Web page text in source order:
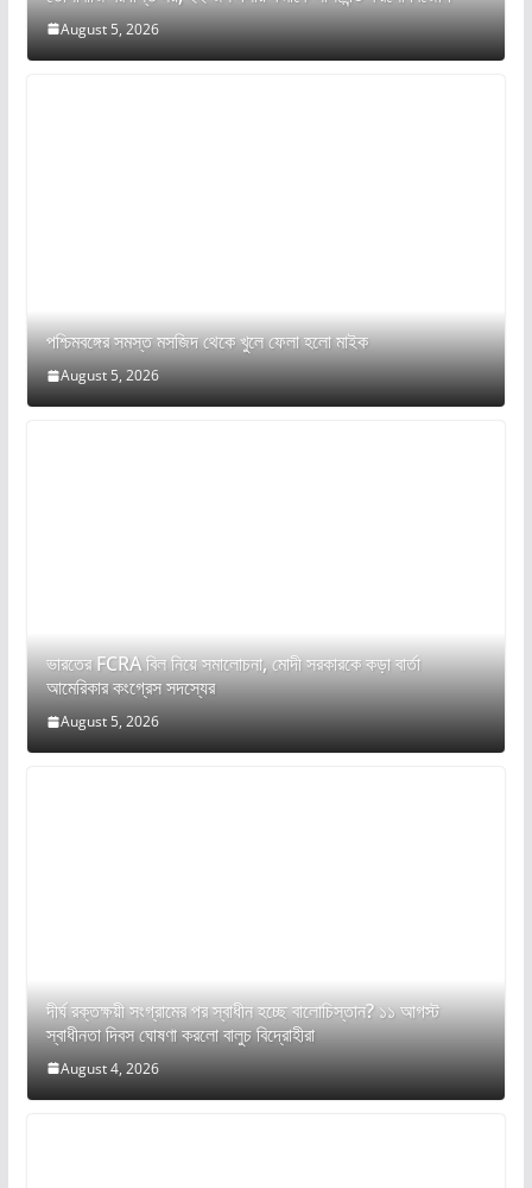
August 5, 2026
পশ্চিমবঙ্গের সমস্ত মসজিদ থেকে খুলে ফেলা হলো মাইক
August 5, 2026
ভারতের FCRA বিল নিয়ে সমালোচনা, মোদী সরকারকে কড়া বার্তা
আমেরিকার কংগ্রেস সদস্যের
August 5, 2026
দীর্ঘ রক্তক্ষয়ী সংগ্রামের পর স্বাধীন হচ্ছে বালোচিস্তান? ১১ আগস্ট
স্বাধীনতা দিবস ঘোষণা করলো বালুচ বিদ্রোহীরা
August 4, 2026